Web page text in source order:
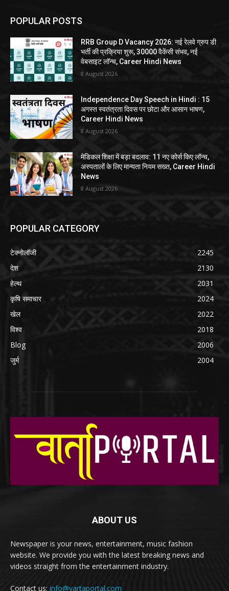
POPULAR POSTS
RRB Group D Vacancy 2026: नई रेलवे ग्रुप डी
भर्ती की प्रक्रिया शुरू, 30000 वैकेंसी संभव, नई
वेबसाइट लॉन्च, Career Hindi News
8 August 2026
Independence Day Speech in Hindi : 15
अगस्त स्वतंत्रता दिवस पर छोटा और आसान भाषण,
Career Hindi News
8 August 2026
मेडिकल शिक्षा में बड़ा बदलाव: 11 नए कोर्स किए लॉन्च,
अस्पतालों के लिए मान्यता नियम सख्त, Career Hindi
News
8 August 2026
POPULAR CATEGORY
टेक्नोलॉजी
2245
देश
2130
हेल्थ
2031
कृषि समाचार
2024
खेल
2022
विश्व
2018
Blog
2006
जुर्म
2004
ABOUT US
Newspaper is your news, entertainment, music fashion
website. We provide you with the latest breaking news and
videos straight from the entertainment industry.
Contact us: info@vartaportal.com